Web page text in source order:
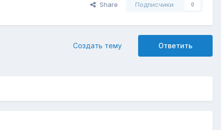
Share Подписчики 0
Ответить
Создать тему